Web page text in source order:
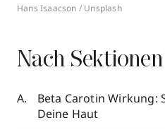
Hans Isaacson / Unsplash
Nach
Beta Carotin Wirkung:
Deine Haut